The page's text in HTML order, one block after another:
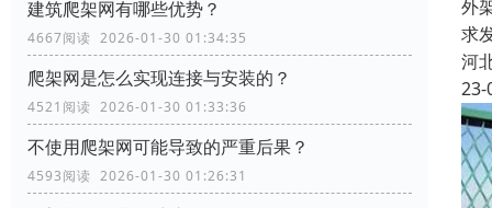
建筑爬架网有哪些优势？
4667阅读 2026-01-30 01:34:35
爬架网是怎么实现连接与安装的？
4521阅读 2026-01-30 01:33:36
不使用爬架网可能导致的严重后果？
4593阅读 2026-01-30 01:26:31
外
求
河
23-